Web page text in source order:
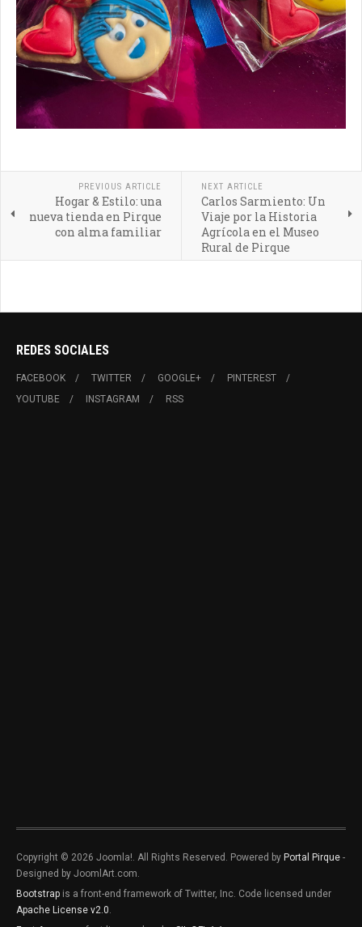
PREVIOUS ARTICLE
Hogar & Estilo: una
nueva tienda en Pirque
con alma familiar
NEXT ARTICLE
Carlos Sarmiento: Un
Viaje por la Historia
Agrícola en el Museo
Rural de Pirque
REDES SOCIALES
FACEBOOK TWITTER GOOGLE+
PINTEREST
YOUTUBE
INSTAGRAM RSS
Copyright © 2026 Joomla!. All Rights Reserved. Powered by Portal Pirque -
Designed by JoomlArt.com.
Bootstrap is a front-end framework of Twitter, Inc. Code licensed under
Apache License v2.0